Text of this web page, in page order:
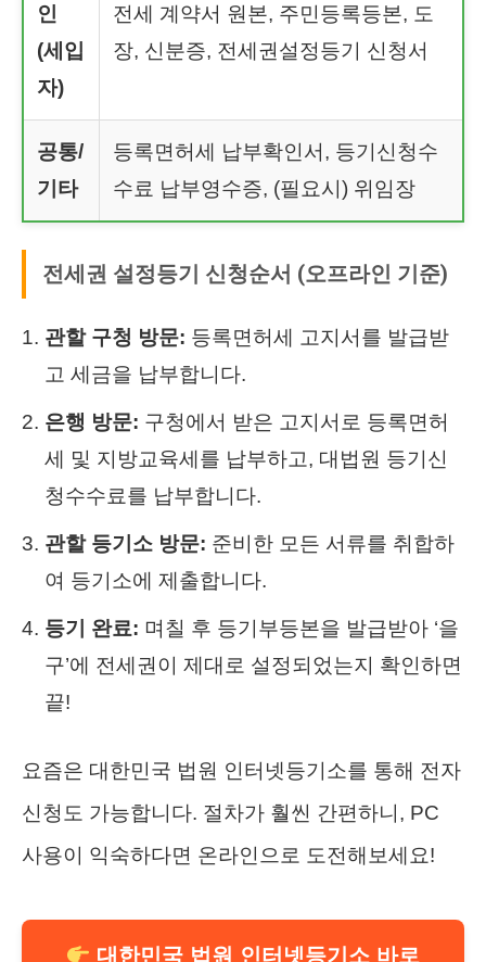
인
(세입
자)
전세 계약서 원본, 주민등록등본, 도
장, 신분증, 전세권설정등기 신청서
공통/
기타
등록면허세 납부확인서, 등기신청수
수료 납부영수증, (필요시) 위임장
전세권 설정등기 신청순서 (오프라인 기준)
관할 구청 방문: 등록면허세 고지서를 발급받
고 세금을 납부합니다.
은행 방문: 구청에서 받은 고지서로 등록면허
세 및 지방교육세를 납부하고, 대법원 등기신
청수수료를 납부합니다.
관할 등기소 방문: 준비한 모든 서류를 취합하
여 등기소에 제출합니다.
등기 완료: 며칠 후 등기부등본을 발급받아 ‘을
구’에 전세권이 제대로 설정되었는지 확인하면
끝!
요즘은 대한민국 법원 인터넷등기소를 통해 전자
신청도 가능합니다. 절차가 훨씬 간편하니, PC
사용이 익숙하다면 온라인으로 도전해보세요!
대한민국 법원 인터넷등기소 바로